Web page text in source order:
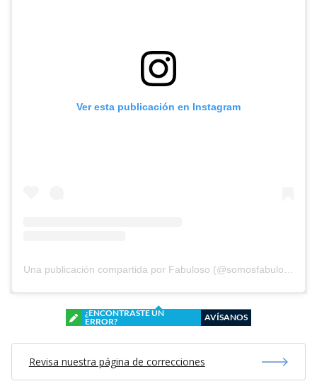
Ver esta publicación en Instagram
Una publicación compartida por Fabuloso (@somosfabuloso)
¿ENCONTRASTE UN
ERROR?
AVÍSANOS
Revisa nuestra página de correcciones